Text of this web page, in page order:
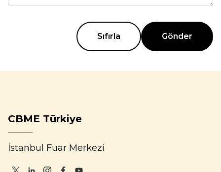
Sıfırla Gönder
CBME Türkiye
İstanbul Fuar Merkezi